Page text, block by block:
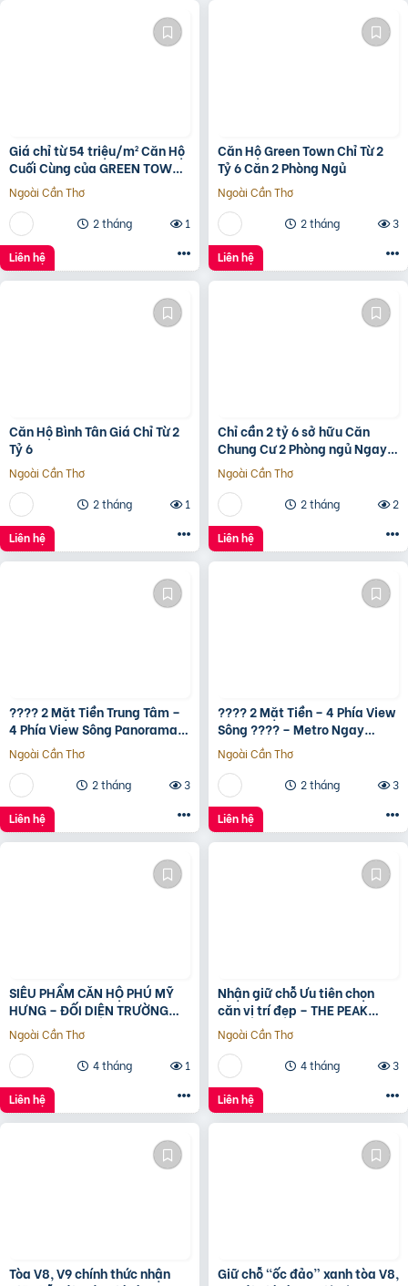
Giá chỉ từ 54 triệu/m² Căn Hộ
Cuối Cùng của GREEN TOWN
BÌNH TÂN
Ngoài Cần Thơ
2 tháng
1
Liên hệ
Căn Hộ Green Town Chỉ Từ 2
Tỷ 6 Căn 2 Phòng Ngủ
Ngoài Cần Thơ
2 tháng
3
Liên hệ
Căn Hộ Bình Tân Giá Chỉ Từ 2
Tỷ 6
Ngoài Cần Thơ
2 tháng
1
Liên hệ
Chỉ cần 2 tỷ 6 sở hữu Căn
Chung Cư 2 Phòng ngủ Ngay
Bình Tân gần Aeon Tân Phú
Ngoài Cần Thơ
2 tháng
2
Liên hệ
???? 2 Mặt Tiền Trung Tâm –
4 Phía View Sông Panorama
???? – Metro Ngay Trước Mặt
???? – Full Nội Thất
Ngoài Cần Thơ
2 tháng
3
Liên hệ
???? 2 Mặt Tiền – 4 Phía View
Sông ???? – Metro Ngay
Trước Mặt ???? – Full Nội
Thất Smart Home Samsung
????
Ngoài Cần Thơ
2 tháng
3
Liên hệ
SIÊU PHẨM CĂN HỘ PHÚ MỸ
HƯNG – ĐỐI DIỆN TRƯỜNG
ĐINH THIỆN LÝ – DT 95M2 –
GIÁ 9. x TỶ.
Ngoài Cần Thơ
4 tháng
1
Liên hệ
Nhận giữ chỗ Ưu tiên chọn
căn vị trí đẹp – THE PEAK
GARDEN của Hưng Lộc Phát
Ngoài Cần Thơ
4 tháng
3
Liên hệ
Tòa V8, V9 chính thức nhận
Giữ chỗ “ốc đảo” xanh tòa V8,